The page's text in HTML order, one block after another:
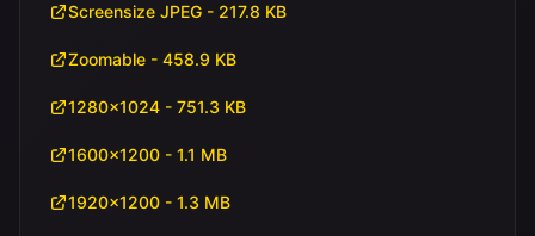
Screensize JPEG - 217.8 KB
Zoomable - 458.9 KB
1280x1024 - 751.3 KB
1600x1200 - 1.1 MB
1920x1200 - 1.3 MB